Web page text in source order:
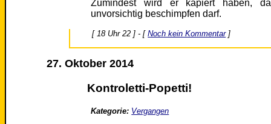
Zumindest wird er kapiert haben,
unvorsichtig beschimpfen darf.
[ 18 Uhr 22 ] - [Noch kein Kommentar]
27. Oktober 2014
Kontroletti-Popetti!
Kategorie: Vergangen